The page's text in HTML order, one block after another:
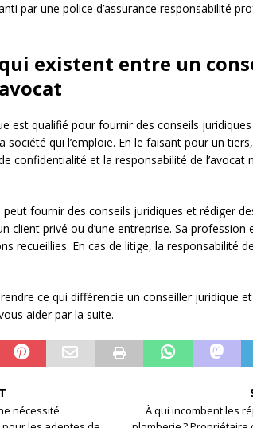
par une police d’assurance responsabilité
existent entre un
est qualifié pour fournir des conseils
société qui l’emploie. En le faisant pour un
confidentialité et la responsabilité de l’avocat
peut fournir des conseils juridiques et rédiger
client privé ou d’une entreprise. Sa
recueillies. En cas de litige, la responsabilité
ce qui différencie un conseiller juridique
aider par la suite.
nécessité
À qui incombent les